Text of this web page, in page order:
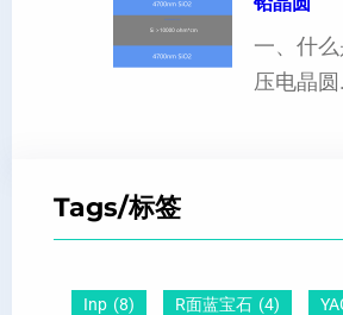
薄
硅
）
响
晶
向
晶
一、什么
压电晶
Tags/标签
Inp (8) R面蓝宝石 (4)